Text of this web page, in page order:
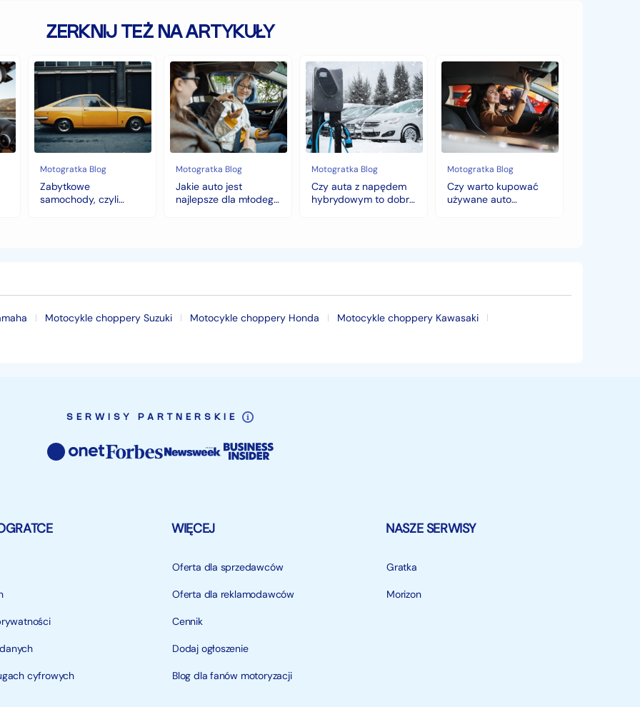
ZERKNIJ TEŻ NA ARTYKUŁY
Zabytkowe
samochody,
czyli
historia
warta
fortunę
Motogratka Blog
Zabytkowe
samochody, czyli
Jakie
auto
jest
najlepsze
dla
młodego
kierowcy?
top
5
modeli
na
pierwszy
Motogratka Blog
Jakie auto jest
najlepsze dla młodego
Czy
auta
z
napędem
hybrydowym
to
dobry
wybór
na
zimę?
Motogratka Blog
Czy auta z napędem
hybrydowym to dobry
Czy
warto
kupować
używane
auto
jesienią?
Sezonowe
zmiany
cen,
które
zaskoczą
każdego
Motogratka Blog
Czy warto kupować
używane auto
Motocykle choppery Suzuki Motocykle choppery Honda Motocykle choppery Kawasaki
SERWISY PARTNERSKIE
cyfrowych
WIĘCEJ
Oferta dla sprzedawców
Oferta dla reklamodawców
Cennik
Dodaj ogłoszenie
Blog dla fanów motoryzacji
NASZE SERWISY
Gratka
Morizon